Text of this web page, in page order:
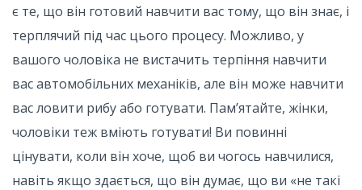
є те, що він готовий навчити вас тому, що він знає, і
терплячий під час цього процесу. Можливо, у
вашого чоловіка не вистачить терпіння навчити
вас автомобільних механіків, але він може навчити
вас ловити рибу або готувати. Пам’ятайте, жінки,
чоловіки теж вміють готувати! Ви повинні
цінувати, коли він хоче, щоб ви чогось навчилися,
навіть якщо здається, що він думає, що ви «не такі